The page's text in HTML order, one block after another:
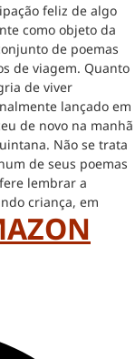
feliz de algo
como objeto da
de poemas
de viagem. Quanto
de viver
lançado em
de novo na manhã
Não se trata
de seus poemas
lembrar a
criança, em